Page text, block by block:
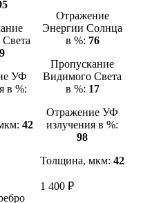
9
УФ
в %:
42
Отражение
Энергии Солнца
в %: 76
Пропускание
Видимого Света
в %: 17
Отражение УФ
излучения в %:
98
Толщина, мкм:42
1 400 ₽